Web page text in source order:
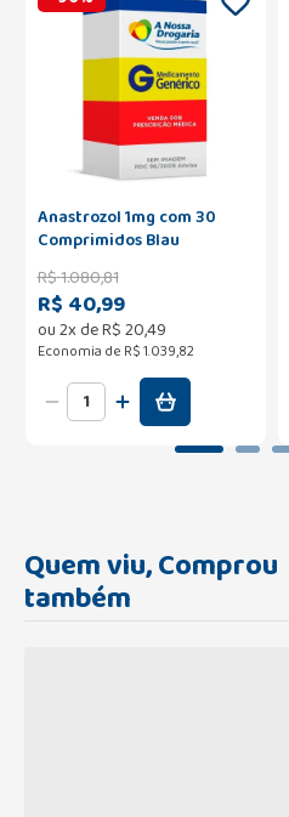
Anastrozol 1mg com 30
Comprimidos Blau
R$1.080,81
R$ 40,99
ou2x deR$20,49
Economia de R$ 1.039,82
Quem viu, Comprou
também